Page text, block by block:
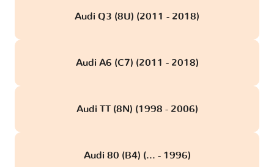
Audi Q3 (8U) (2011 - 2018)
Audi A6 (C7) (2011 - 2018)
Audi TT (8N) (1998 - 2006)
Audi 80 (B4) (... - 1996)